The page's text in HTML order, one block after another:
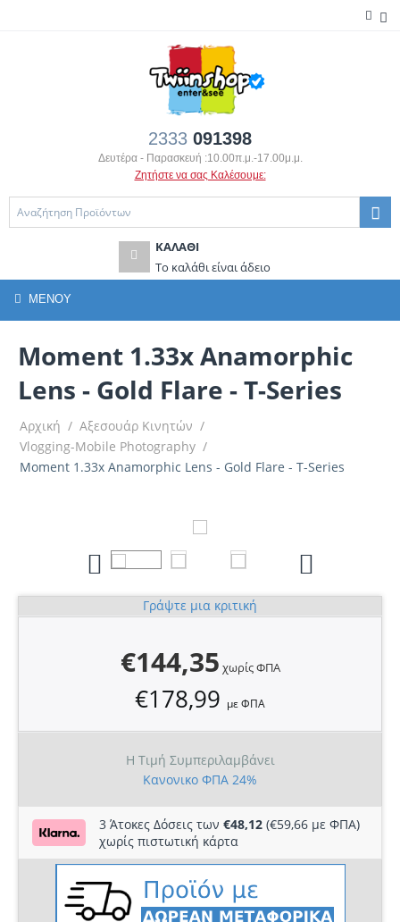
2333 091398
Δευτέρα - Παρασκευή :10.00π.μ.-17.00μ.μ.
Ζητήστε να σας Καλέσουμε:
ΚΑΛΆΘΙ
Το καλάθι είναι άδειο
ΜΕΝΟΎ
Moment 1.33x Anamorphic
Lens - Gold Flare - T-Series
Αρχική / Αξεσουάρ Κινητών /
Vlogging-Mobile Photography /
Moment 1.33x Anamorphic Lens - Gold Flare - T-Series
Γράψτε μια κριτική
€144,35 χωρίς ΦΠΑ
€178,99 με ΦΠΑ
H Τιμή Συμπεριλαμβάνει
Κανονικο ΦΠΑ 24%
3 Άτοκες Δόσεις των €48,12 (€59,66 με ΦΠΑ)
χωρίς πιστωτική κάρτα